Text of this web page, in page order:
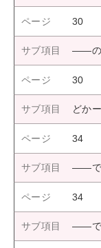
30
――の
30
どか
34
――で
34
――で